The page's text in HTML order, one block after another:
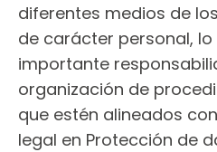
diferentes medios de
de carácter personal,
importante
organización de
que estén alineados
legal en Protección de